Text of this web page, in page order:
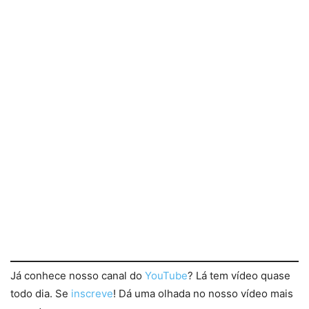
Já conhece nosso canal do YouTube? Lá tem vídeo quase
todo dia. Se inscreve! Dá uma olhada no nosso vídeo mais